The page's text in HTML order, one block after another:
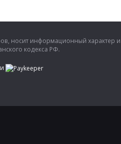
носит информационный характер
кодекса РФ.